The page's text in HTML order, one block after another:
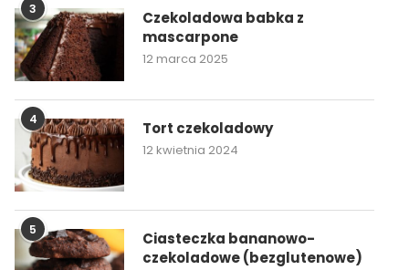
3
Czekoladowa babka z
mascarpone
12 marca 2025
4 Tort czekoladowy
12 kwietnia 2024
5
Ciasteczka bananowo-
czekoladowe (bezglutenowe)